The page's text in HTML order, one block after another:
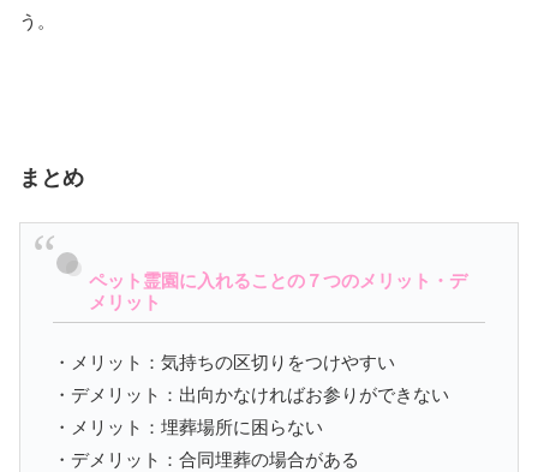
う。
まとめ
ペット霊園に入れることの７つのメリット・デ
メリット
・メリット：気持ちの区切りをつけやすい
・デメリット：出向かなければお参りができない
・メリット：埋葬場所に困らない
・デメリット：合同埋葬の場合がある